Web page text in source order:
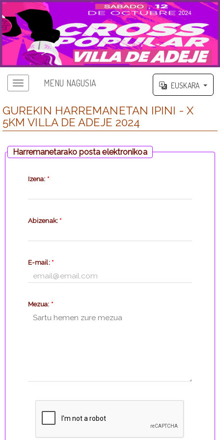
MENU NAGUSIA EUSKARA
GUREKIN HARREMANETAN IPINI - X
5KM VILLA DE ADEJE 2024
Harremanetarako posta elektronikoa
Izena: *
Abizenak: *
E-mail: *
Mezua: *